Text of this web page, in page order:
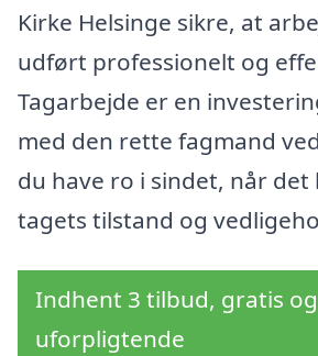
Kirke Helsinge sikre, at
udført professionelt og
Tagarbejde er en
med den rette fagmand
du have ro i sindet, når
tagets tilstand og
Indhent 3 tilbud, gratis og
uforpligtende